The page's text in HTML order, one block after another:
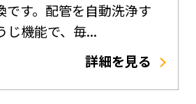
です。配管を自動洗浄す
じ機能で、毎...
詳細を見る